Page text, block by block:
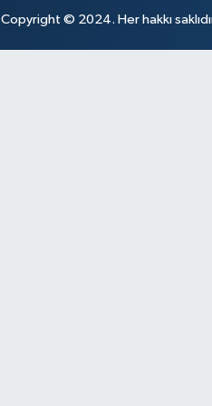
Copyright © 2024. Her hakkı